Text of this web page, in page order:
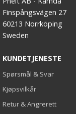
Finspångsvägen 27
60213 Norrköping
Sweden
KUNDETJENESTE
Spørsmål & Svar
Kjøpsvilkår
Retur & Angrerett